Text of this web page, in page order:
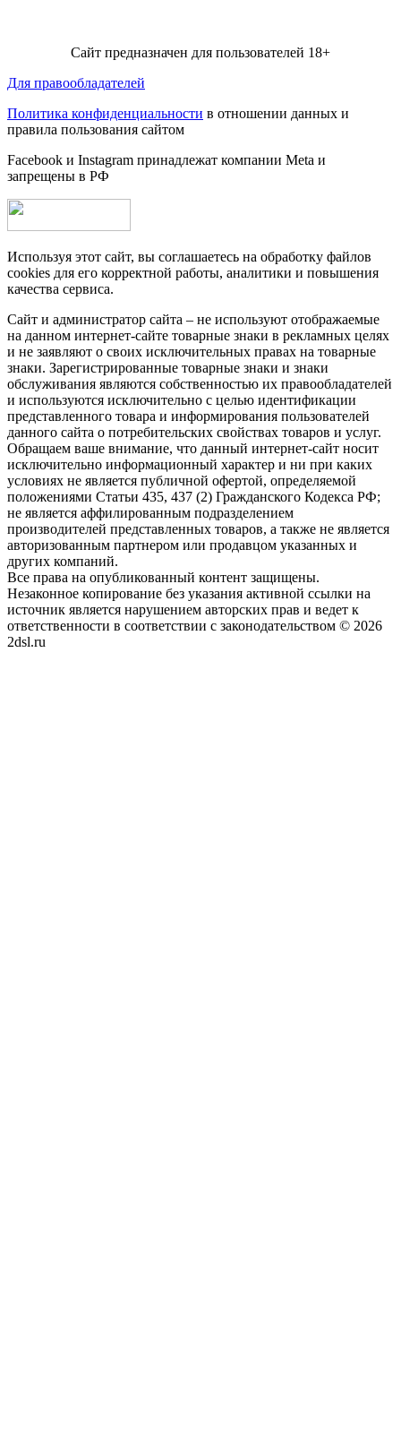
Сайт предназначен для пользователей 18+
Для правообладателей
Политика конфиденциальности в отношении данных и
правила пользования сайтом
Facebook и Instagram принадлежат компании Metа и
запрещены в РФ
Используя этот сайт, вы соглашаетесь на обработку файлов
cookies для его корректной работы, аналитики и повышения
качества сервиса.
Сайт и администратор сайта – не используют отображаемые
на данном интернет-сайте товарные знаки в рекламных целях
и не заявляют о своих исключительных правах на товарные
знаки. Зарегистрированные товарные знаки и знаки
обслуживания являются собственностью их правообладателей
и используются исключительно с целью идентификации
представленного товара и информирования пользователей
данного сайта о потребительских свойствах товаров и услуг.
Обращаем ваше внимание, что данный интернет-сайт носит
исключительно информационный характер и ни при каких
условиях не является публичной офертой, определяемой
положениями Статьи 435, 437 (2) Гражданского Кодекса РФ;
не является аффилированным подразделением
производителей представленных товаров, а также не является
авторизованным партнером или продавцом указанных и
других компаний.
Все права на опубликованный контент защищены.
Незаконное копирование без указания активной ссылки на
источник является нарушением авторских прав и ведет к
ответственности в соответствии с законодательством © 2026
2dsl.ru